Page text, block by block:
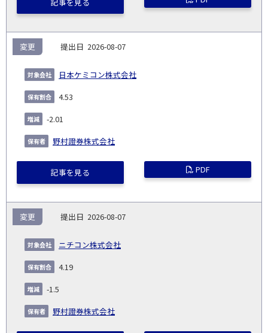
2026-08-07
日本ケミコン株式会社
変更
4.53
-2.01
野村證券株式会社
記事を見る PDF
2026-08-07
ニチコン株式会社
変更
4.19
-1.5
野村證券株式会社